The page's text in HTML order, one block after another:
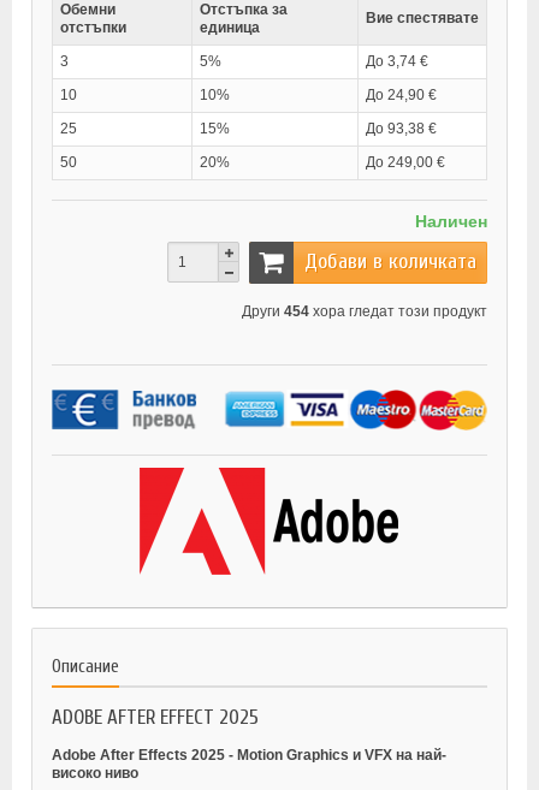
Обемни
отстъпки
Отстъпка за
единица
Вие спестявате
3 5%
До 3,74 €
10
10%
До 24,90 €
25
15%
До 93,38 €
50
20% До 249,00 €
Наличен
Добави в количката
Други 454 хора гледат този продукт
Описание
ADOBE AFTER EFFECT 2025
Adobe After Effects 2025 - Motion Graphics и VFX на най-
високо ниво